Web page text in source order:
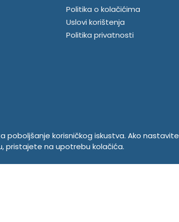
Politika o kolačićima
Uslovi korištenja
Politika privatnosti
poboljšanje korisničkog iskustva. Ako nastavite
pristajete na upotrebu kolačića.